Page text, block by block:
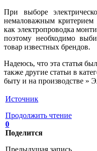
При выборе
немаловажным критерием
как электропроводка
поэтому необходимо
товар известных брендов.
Надеюсь, что эта статья
также другие статьи в
быту и на производстве »
Источник
Продолжить чтение
0
Поделится
Предыдущая запись